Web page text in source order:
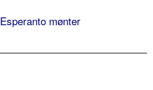
Esperanto mønter